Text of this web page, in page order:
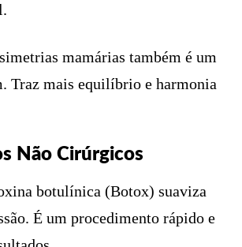
mamárias também é um
Traz mais equilíbrio e harmonia
Não Cirúrgicos
botulínica (Botox) suaviza
É um procedimento rápido e